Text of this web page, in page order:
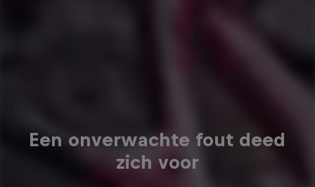
Een onverwachte fout deed
zich voor